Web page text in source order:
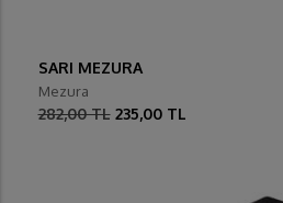
SARI MEZURA
Mezura
282,00 TL 235,00 TL